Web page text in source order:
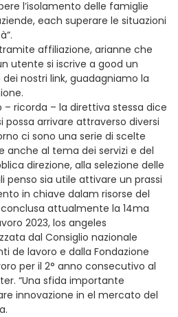
l’isolamento delle famiglie
each superare le situazioni
affiliazione, arianne che
utente si iscrive a good un
nostri link, guadagniamo la
ricorda – la direttiva stessa dice
possa arrivare attraverso diversi
ci sono una serie di scelte
al tema dei servizi e del
direzione, alla selezione delle
penso sia utile attivare un prassi
in chiave dalam risorse del
conclusa attualmente la 14ma
2023, los angeles
dal Consiglio nazionale
de lavoro e dalla Fondazione
per il 2° anno consecutivo al
“Una sfida importante
innovazione in el mercato del